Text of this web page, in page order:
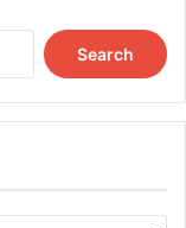
Search
for: